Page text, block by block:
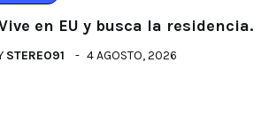
en EU y busca la residencia.
STEREO91 4 AGOSTO, 2026